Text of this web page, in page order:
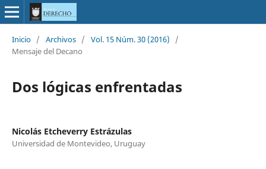
Inicio / Archivos / Vol. 15 Núm. 30 (2016)
/
Mensaje del Decano
Dos lógicas enfrentadas
Nicolás Etcheverry Estrázulas
Universidad de Montevideo, Uruguay